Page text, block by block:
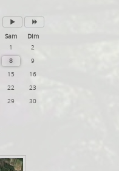
Sam
Dim
1
2
8
9
15
16
22
23
29
30